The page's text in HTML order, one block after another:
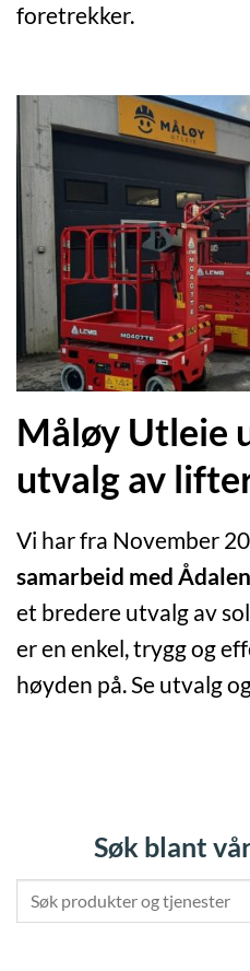
foretrekker.
Måløy Utleie
utvalg av
Vi har fra November
samarbeid med
et bredere utvalg av
er en enkel, trygg og
høyden på. Se utvalg
Søk blant